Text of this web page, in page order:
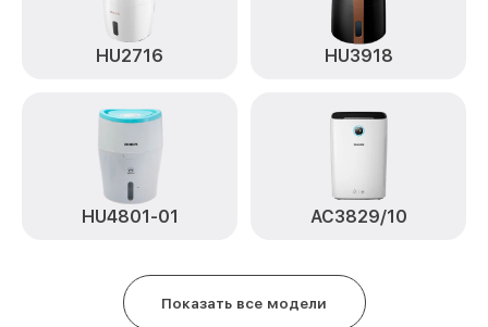
HU2716 HU3918
HU4801-01 AC3829/10
Показать все модели